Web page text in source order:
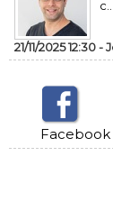
c...
21/11/2025 12:30 -
Facebook